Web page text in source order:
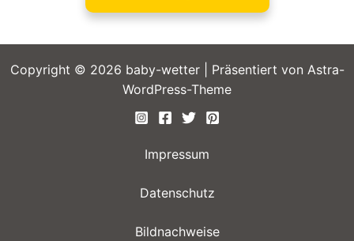
Copyright © 2026 baby-wetter | Präsentiert von Astra-
WordPress-Theme
Impressum
Datenschutz
Bildnachweise